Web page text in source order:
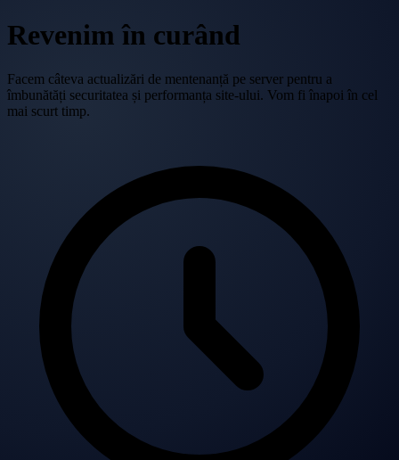
Revenim în curând
Facem câteva actualizări de mentenanță pe server pentru a
îmbunătăți securitatea și performanța site-ului. Vom fi înapoi în cel
mai scurt timp.